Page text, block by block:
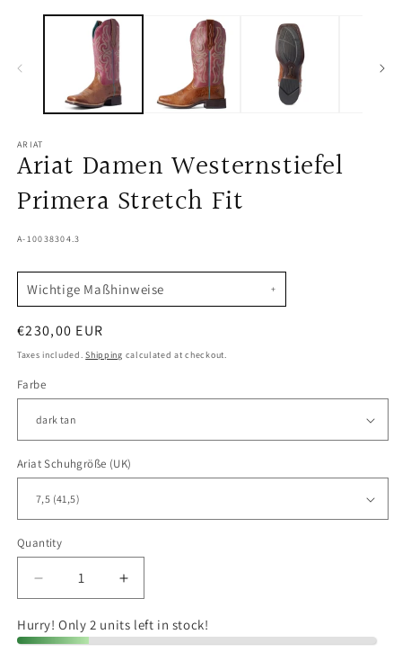
media
ARIAT
Ariat Damen Westernstiefel
Primera Stretch Fit
SKU:
A-10038304.3
Wichtige Maßhinweise
Regular
price
€230,00 EUR
Taxes included.Shipping calculated at checkout.
Farbe
Ariat Schuhgröße (UK)
Quantity
Quantity
Decrease
quantity
for
Ariat
Increase
quantity
for
Ariat
Hurry! Only 2 units left in stock!